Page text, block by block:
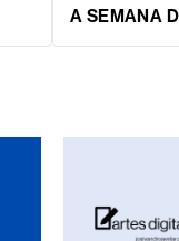
A SEMANA